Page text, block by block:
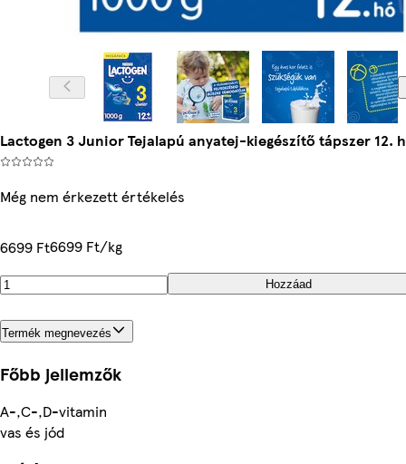
Lactogen 3 Junior Tejalapú anyatej-kiegészítő tápszer 12.
Még nem érkezett értékelés
6699 Ft6699 Ft/kg
Hozzáad
Termék megnevezés
Főbb jellemzők
A-,C-,D-vitamin
vas és jód